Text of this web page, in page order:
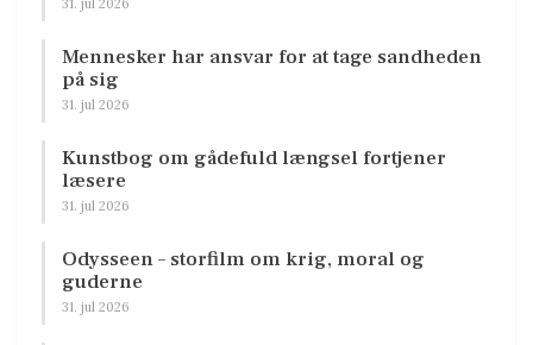
31. jul 2026
Mennesker har ansvar for at tage sandheden
på sig
31. jul 2026
Kunstbog om gådefuld længsel fortjener
læsere
31. jul 2026
Odysseen – storfilm om krig, moral og
guderne
31. jul 2026